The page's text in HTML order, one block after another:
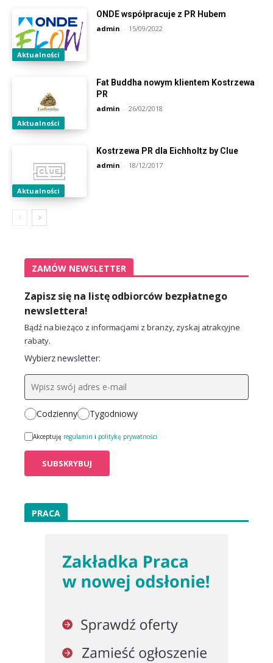
Aktualności
ONDE współpracuje z PR Hubem
admin - 15/09/2022
Aktualności
Fat Buddha nowym klientem Kostrzewa
PR
admin - 26/02/2018
Aktualności
Kostrzewa PR dla Eichholtz by Clue
admin - 18/12/2017
ZAMÓW NEWSLETTER
Zapisz się na listę odbiorców bezpłatnego
newslettera!
Bądź na bieżąco z informacjami z branży, zyskaj atrakcyjne
rabaty.
Wybierz newsletter:
Codzienny Tygodniowy
Akceptuję regulamin i politykę prywatności
PRACA